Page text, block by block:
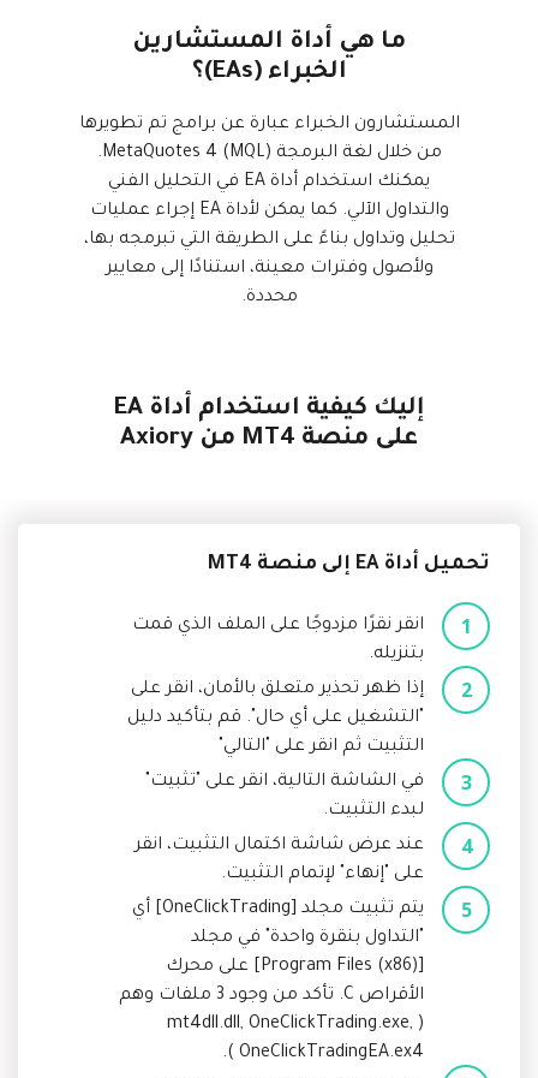
جديد الشفافية والأمان
الوثائق القانونية
Tiếng Việt
فتح حساب حقيقي
فتح حساب تجريبي
Trading is Risky.
ما هي أداة المستشارين
الخبراء (EAs)؟
المستشارون الخبراء عبارة عن برامج تم تطويرها
من خلال لغة البرمجة MetaQuotes 4 (MQL).
يمكنك استخدام أداة EA في التحليل الفني
والتداول الآلي. كما يمكن لأداة EA إجراء عمليات
تحليل وتداول بناءً على الطريقة التي تبرمجه بها،
ولأصول وفترات معينة، استنادًا إلى معايير
محددة.
إليك كيفية استخدام أداة EA
على منصة MT4 من Axiory
تحميل أداة EA إلى منصة MT4
انقر نقرًا مزدوجًا على الملف الذي قمت
بتنزيله.
إذا ظهر تحذير متعلق بالأمان، انقر على
"التشغيل على أي حال". قم بتأكيد دليل
التثبيت ثم انقر على "التالي"
في الشاشة التالية، انقر على "تثبيت"
لبدء التثبيت.
عند عرض شاشة اكتمال التثبيت، انقر
على "إنهاء" لإتمام التثبيت.
يتم تثبيت مجلد [OneClickTrading] أي
"التداول بنقرة واحدة" في مجلد
[Program Files (x86)] على محرك
الأقراص C. تأكد من وجود 3 ملفات وهم
( mt4dll.dll, OneClickTrading.exe,
OneClickTradingEA.ex4 ).